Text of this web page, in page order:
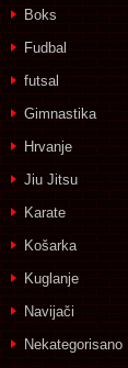
Boks
Fudbal
futsal
Gimnastika
Hrvanje
Jiu Jitsu
Karate
Košarka
Kuglanje
Navijači
Nekategorisano